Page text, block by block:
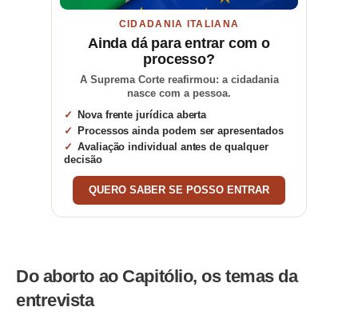
CIDADANIA ITALIANA
Ainda dá para entrar com o
processo?
A Suprema Corte reafirmou: a cidadania
nasce com a pessoa.
Nova frente jurídica aberta
Processos ainda podem ser apresentados
Avaliação individual antes de qualquer
decisão
QUERO SABER SE POSSO ENTRAR
Do aborto ao Capitólio, os temas da
entrevista